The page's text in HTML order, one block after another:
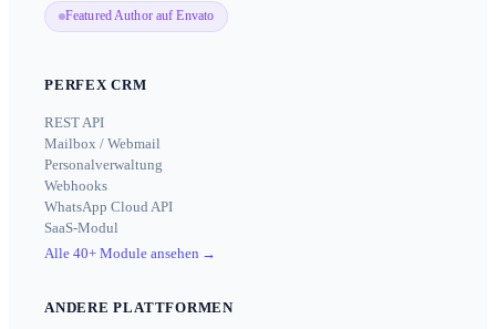
Featured Author auf Envato
PERFEX CRM
REST API
Mailbox / Webmail
Personalverwaltung
Webhooks
WhatsApp Cloud API
SaaS-Modul
Alle 40+ Module ansehen →
ANDERE PLATTFORMEN